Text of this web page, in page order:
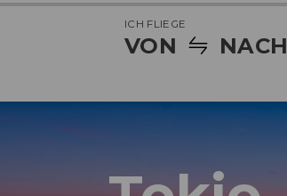
ICH FLIEGE
VON NACH